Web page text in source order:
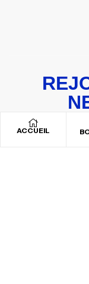
ACCUEIL
Inscrivez-